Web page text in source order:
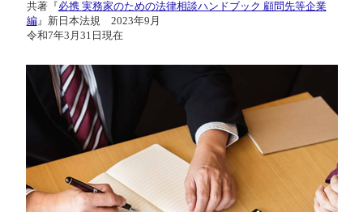
共著『 必携 実務家のための法律相談ハンドブック 顧問先等企業
編』新日本法規 2023年9月
令和7年3月31日現在